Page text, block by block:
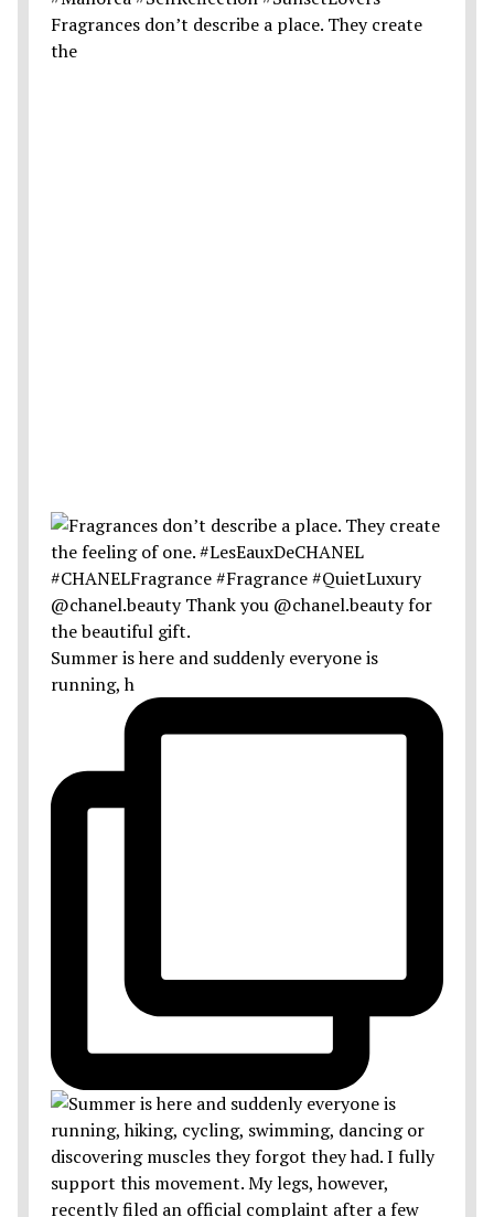
Fragrances don’t describe a place. They create
the
Summer is here and suddenly everyone is
running, h